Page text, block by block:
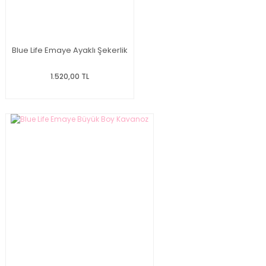
Blue Life Emaye Ayaklı Şekerlik
1.520,00 TL